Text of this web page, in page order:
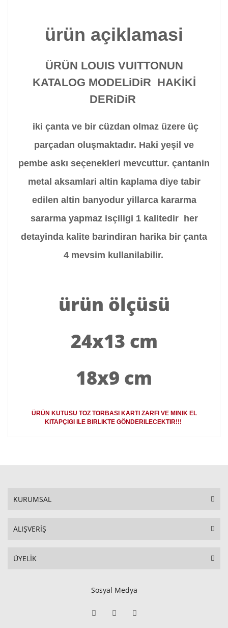
ürün açiklamasi
ÜRÜN LOUIS VUITTONUN
KATALOG MODELiDiR HAKİKİ
DERiDiR
iki çanta ve bir cüzdan olmaz üzere üç
parçadan oluşmaktadır. Haki yeşil ve
pembe askı seçenekleri mevcuttur. çantanin
metal aksamlari altin kaplama diye tabir
edilen altin banyodur yillarca kararma
sararma yapmaz isçiligi 1 kalitedir her
detayinda kalite barindiran harika bir çanta
4 mevsim kullanilabilir.
ürün ölçüsü
24x13 cm
18x9 cm
ÜRÜN KUTUSU TOZ TORBASI KARTI ZARFI VE MINIK EL
KITAPÇIGI ILE BIRLIKTE GÖNDERILECEKTIR!!!
KURUMSAL
ALIŞVERİŞ
ÜYELİK
Sosyal Medya